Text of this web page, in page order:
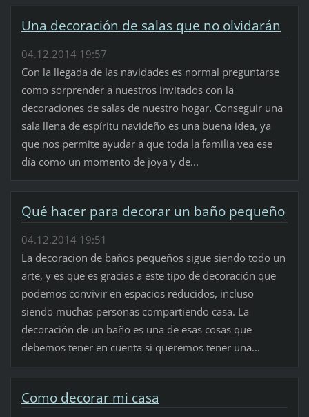
Una decoración de salas que no olvidarán
04.12.2014 19:57
Con la llegada de las navidades es normal preguntarse
como sorprender a nuestros invitados con la
decoraciones de salas de nuestro hogar. Conseguir una
sala llena de espíritu navideño es una buena idea, ya
que nos permite ayudar a que toda la familia vea ese
día como un momento de joya y de...
Qué hacer para decorar un baño pequeño
04.12.2014 19:51
La decoracion de baños pequeños sigue siendo todo un
arte, y es que es gracias a este tipo de decoración que
podemos convivir en espacios reducidos, incluso
siendo muchas personas compartiendo casa. La
decoración de un baño es una de esas cosas que
debemos tener en cuenta si queremos tener una...
Como decorar mi casa